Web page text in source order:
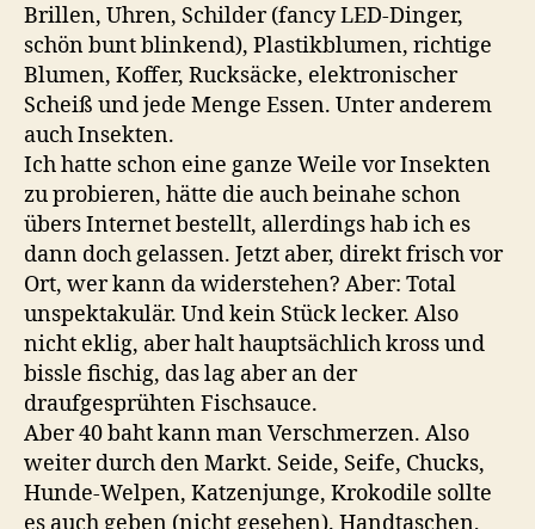
Brillen, Uhren, Schilder (fancy LED-Dinger,
schön bunt blinkend), Plastikblumen, richtige
Blumen, Koffer, Rucksäcke, elektronischer
Scheiß und jede Menge Essen. Unter anderem
auch Insekten.
Ich hatte schon eine ganze Weile vor Insekten
zu probieren, hätte die auch beinahe schon
übers Internet bestellt, allerdings hab ich es
dann doch gelassen. Jetzt aber, direkt frisch vor
Ort, wer kann da widerstehen? Aber: Total
unspektakulär. Und kein Stück lecker. Also
nicht eklig, aber halt hauptsächlich kross und
bissle fischig, das lag aber an der
draufgesprühten Fischsauce.
Aber 40 baht kann man Verschmerzen. Also
weiter durch den Markt. Seide, Seife, Chucks,
Hunde-Welpen, Katzenjunge, Krokodile sollte
es auch geben (nicht gesehen). Handtaschen,